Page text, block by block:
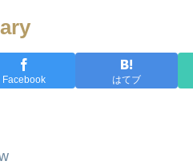
Facebook はてブ